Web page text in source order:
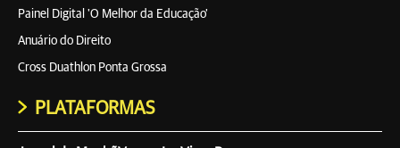
Painel Digital 'O Melhor da Educação'
Anuário do Direito
Cross Duathlon Ponta Grossa
PLATAFORMAS